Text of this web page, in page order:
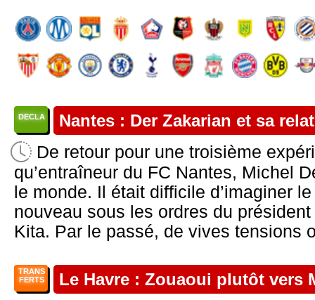
DECLA Nantes : Der Zakarian et sa
De retour pour une troisième
qu’entraîneur du FC Nantes, Michel
le monde. Il était difficile d’imaginer
nouveau sous les ordres du
Kita. Par le passé, de vives tensions
TRANS
FERTS
Le Havre : Zouaoui plutôt vers